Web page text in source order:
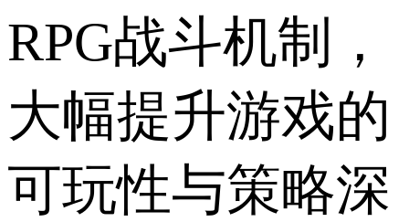
RPG战斗机制，
大幅提升游戏的
可玩性与策略深